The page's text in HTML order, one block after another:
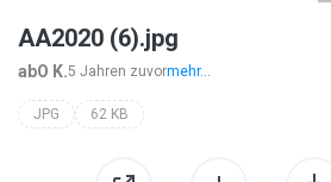
AA2020 (6).jpg
abO K.5 Jahren zuvormehr...
JPG 62 KB